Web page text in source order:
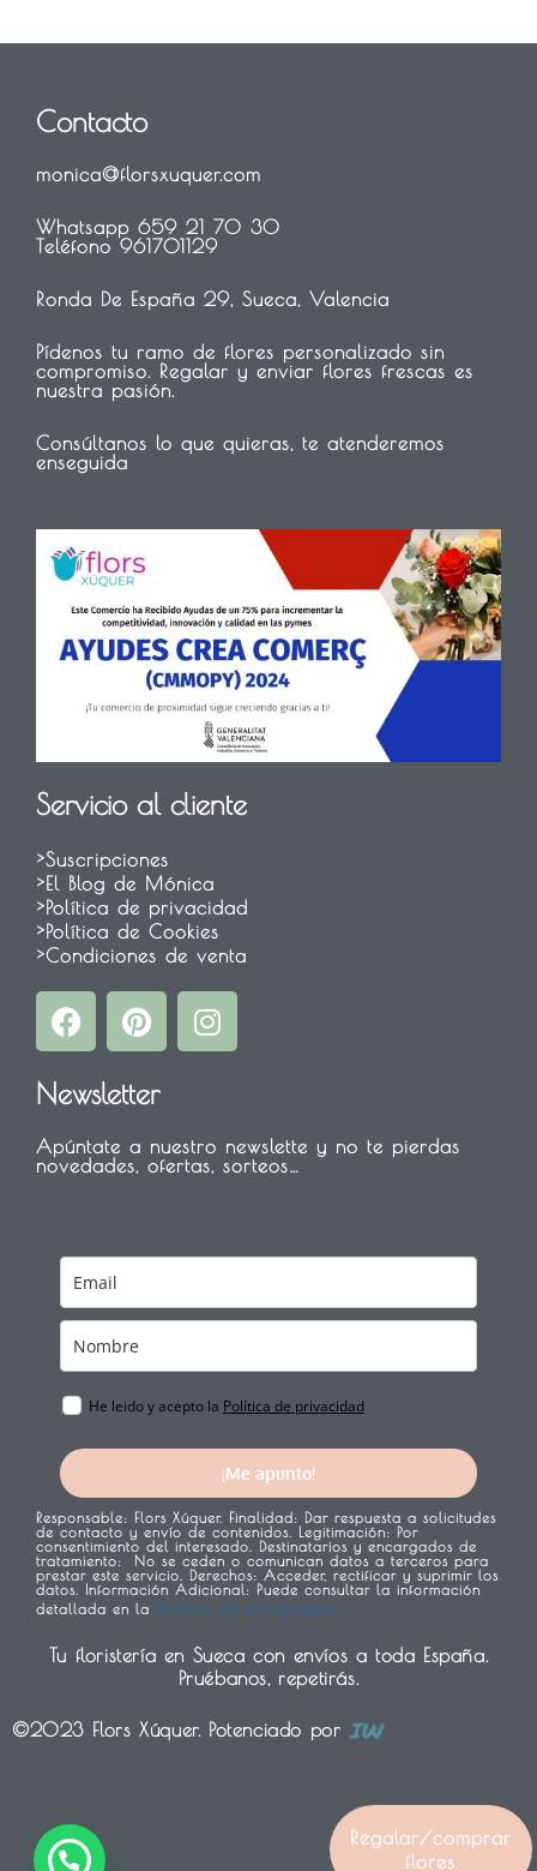
Regalar/comprar
flores
Contacto
monica@florsxuquer.com
Whatsapp 659 21 70 30
Teléfono 961701129
Ronda De España 29, Sueca, Valencia
Pídenos tu ramo de flores personalizado sin
compromiso. Regalar y enviar flores frescas es
nuestra pasión.
Consúltanos lo que quieras, te atenderemos
enseguida
Servicio al cliente
>Suscripciones
>El Blog de Mónica
>Política de privacidad
>Política de Cookies
>Condiciones de venta
F
a
e
o
o
P
i
t
r
e
I
n
g
r
Newsletter
Apúntate a nuestro newslette y no te pierdas
novedades, ofertas, sorteos…
He leido y acepto la Política de privacidad
¡Me apunto!
Responsable: Flors Xúquer. Finalidad: Dar respuesta a solicitudes
de contacto y envío de contenidos. Legitimación: Por
consentimiento del interesado. Destinatarios y encargados de
tratamiento: No se ceden o comunican datos a terceros para
prestar este servicio. Derechos: Acceder, rectificar y suprimir los
datos. Información Adicional: Puede consultar la información
detallada en la Política de privacidad
Tu floristería en Sueca con envíos a toda España.
Pruébanos, repetirás.
©2023 Flors Xúquer. Potenciado por
1